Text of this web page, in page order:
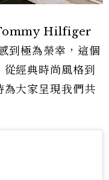
Tommy Hilfiger
到極為榮幸，這個
經典時尚風格到
為大家呈現我們共